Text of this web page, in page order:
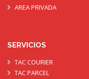
AREA PRIVADA
SERVICIOS
TAC COURIER
TAC PARCEL